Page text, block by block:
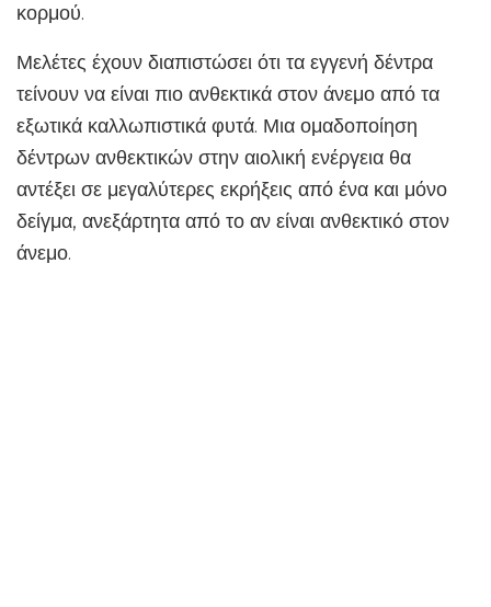
κορμού.
Μελέτες έχουν διαπιστώσει ότι τα εγγενή δέντρα
τείνουν να είναι πιο ανθεκτικά στον άνεμο από τα
εξωτικά καλλωπιστικά φυτά. Μια ομαδοποίηση
δέντρων ανθεκτικών στην αιολική ενέργεια θα
αντέξει σε μεγαλύτερες εκρήξεις από ένα και μόνο
δείγμα, ανεξάρτητα από το αν είναι ανθεκτικό στον
άνεμο.